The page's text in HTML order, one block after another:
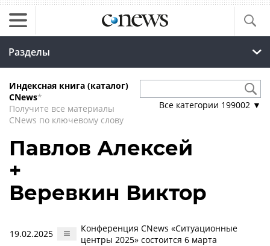
Разделы
Индексная книга (каталог)
CNews*
Получите все материалы
CNews по ключевому слову
Все категории 199002 ▼
Павлов Алексей
+
Веревкин Виктор
19.02.2025
Конференция CNews «Ситуационные
центры 2025» состоится 6 марта